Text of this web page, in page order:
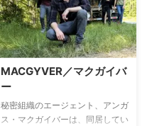
いた―。なぜバラバラの時代に、
バラバラの場所で消息を絶ち、
2021年に突如としてタイムスリ
ップし集められたのか？
MACGYVER／マクガイバ
ー
秘密組織のエージェント、アンガ
ス・マクガイバーは、同居してい